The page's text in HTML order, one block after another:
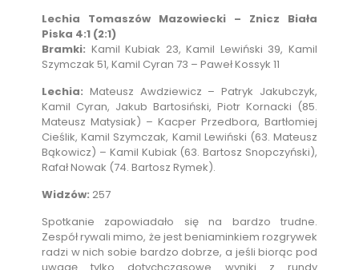
Lechia Tomaszów Mazowiecki – Znicz Biała
Piska 4:1 (2:1)
Bramki: Kamil Kubiak 23, Kamil Lewiński 39, Kamil
Szymczak 51, Kamil Cyran 73 – Paweł Kossyk 11
Lechia: Mateusz Awdziewicz – Patryk Jakubczyk,
Kamil Cyran, Jakub Bartosiński, Piotr Kornacki (85.
Mateusz Matysiak) – Kacper Przedbora, Bartłomiej
Cieślik, Kamil Szymczak, Kamil Lewiński (63. Mateusz
Bąkowicz) – Kamil Kubiak (63. Bartosz Snopczyński),
Rafał Nowak (74. Bartosz Rymek).
Widzów: 257
Spotkanie zapowiadało się na bardzo trudne.
Zespół rywali mimo, że jest beniaminkiem rozgrywek
radzi w nich sobie bardzo dobrze, a jeśli biorąc pod